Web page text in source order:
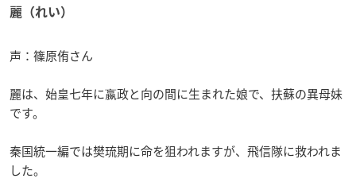
麗（れい）
声：篠原侑さん
麗は、始皇七年に嬴政と向の間に生まれた娘で、扶蘇の異母妹
です。
秦国統一編では樊琉期に命を狙われますが、飛信隊に救われま
した。